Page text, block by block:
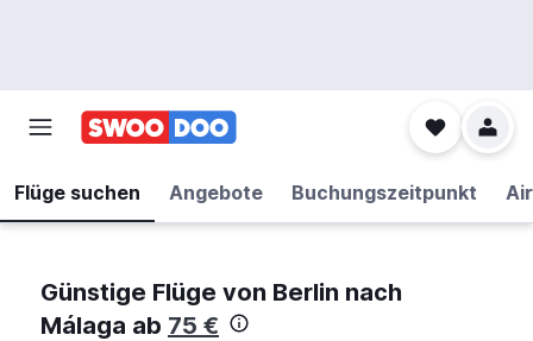
Flüge suchen Angebote Buchungszeitpunkt
Günstige Flüge von Berlin nach
Málaga ab 75 €